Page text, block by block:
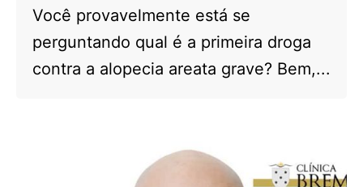
Você provavelmente está se
perguntando qual é a primeira droga
contra a alopecia areata grave? Bem,...